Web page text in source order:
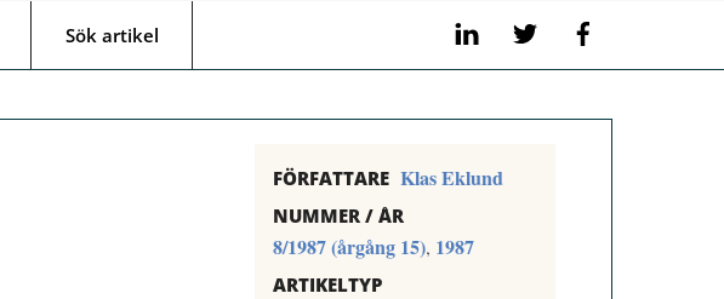
LinkedIn Twitter
Sök artikel
FÖRFATTARE Klas Eklund
NUMMER / ÅR
8/1987 (årgång 15), 1987
ARTIKELTYP